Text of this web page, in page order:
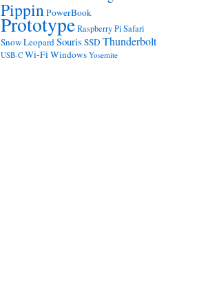
PippinPowerBook
Prototype Raspberry Pi Safari
Snow LeopardSouris SSD Thunderbolt
USB-C Wi-FiWindows Yosemite